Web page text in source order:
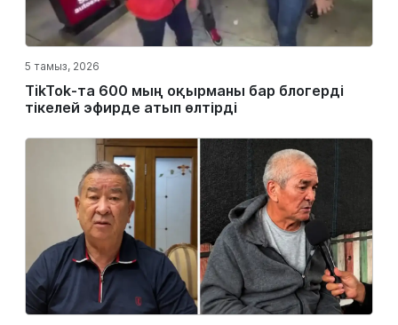
5 тамыз, 2026
TikTok-та 600 мың оқырманы бар блогерді
тікелей эфирде атып өлтірді